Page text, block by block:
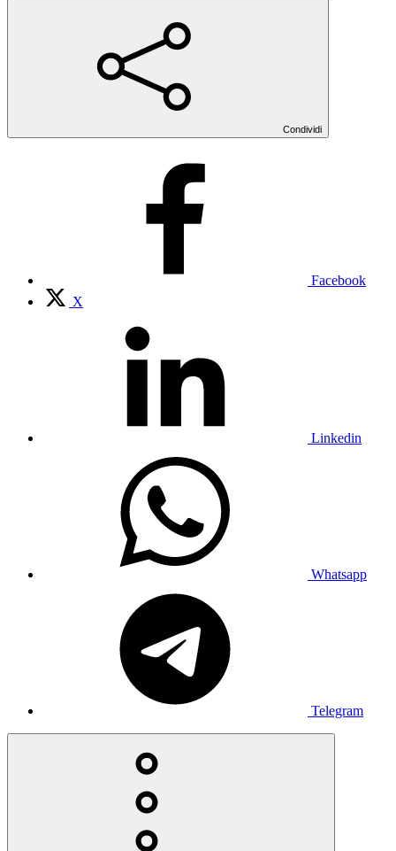
Condividi
Facebook
X
Linkedin
Whatsapp
Telegram